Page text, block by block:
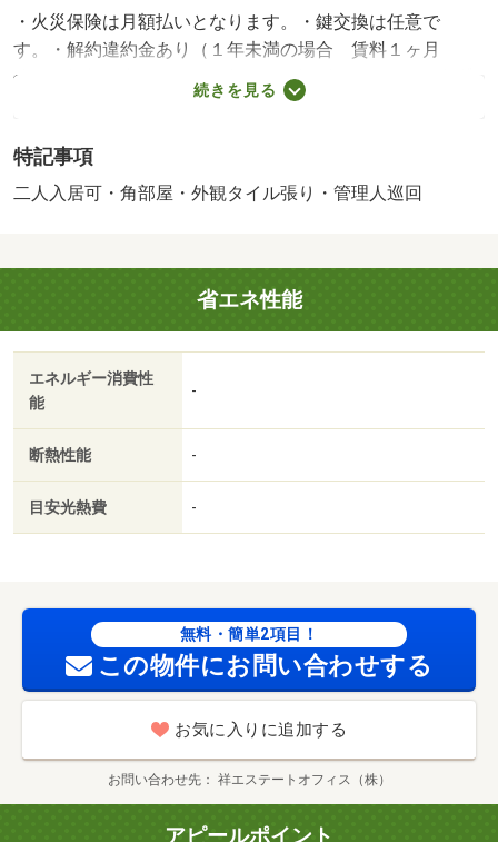
・火災保険は月額払いとなります。・鍵交換は任意で
す。・解約違約金あり（１年未満の場合 賃料１ヶ月
分）・掲載写真は２０２５年８月に撮影しました。・賃貸
保証等：加入要（日本セーフティー株式会社 初回保証料
４００円（税別）※外国籍の方⇒初回保証料賃料総額１０
０％、月額保証料１，０００円、手数料月額４００円（税
ＪＲ２駅利用可！（ＪＲ総武線千葉駅徒歩２０分、ＪＲ総
武本線東千葉駅徒歩１２分）通勤・通学に便利！◆駐車場
空きあり◆バス・トイレ別◆モニター付きインターホン◆
モニター付きインターホン・仲介手数料：７３，７００円/
クリーニング費 90200円/カギ交換代 22000円
続きを見る
特記事項
二人入居可・角部屋・外観タイル張り・管理人巡回
省エネ性能
エネルギー消費性
能
-
断熱性能 -
目安光熱費 -
無料・簡単2項目！
この物件にお問い合わせする
お気に入りに追加する
お問い合わせ先 祥エステートオフィス（株）
アピールポイント